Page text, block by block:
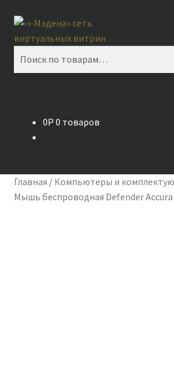
Перейти
к
Перейти
к
Поиск
Контакты
0P 0 товаров
Главная / Компьютеры и
Мышь беспроводная Defender